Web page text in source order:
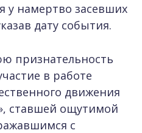
у намертво засевших
дату события.
признательность
в работе
движения
ставшей ощутимой
с